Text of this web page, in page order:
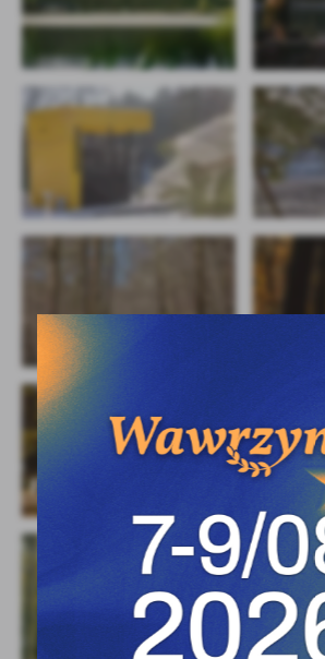
oraz innych dostawców usług. Firmy te
pośredników prezentujących nasze treści w
wiadomości, ofert, komunikatów mediów